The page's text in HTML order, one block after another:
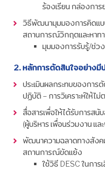
ร้องเรียน กล่องกา
วิธีพัฒนามุมมองการคิดแบ
สถานการณ์วิกฤตและหาท
มุมมองการรับรู้/ช่วง
หลักการตัดสินใจอย่างมี
ประเมินผลกระทบของการ
ปฏิบัติ – การวิเคราะห์ให้ไ
สื่อสารเพื่อให้ได้รับการสนั
(ผู้บริหาร เพื่อนร่วมงาน แล
พัฒนาความฉลาดทางสังค
สถานการณ์ขัดแย้ง
ใช้วิธี DESC ในกา